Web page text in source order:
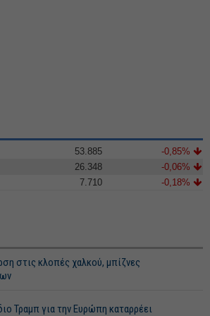
53.885
-0,85%
26.348
-0,06%
7.710 -0,18%
στις κλοπές χαλκού, μπίζνες
Τραμπ για την Ευρώπη καταρρέει